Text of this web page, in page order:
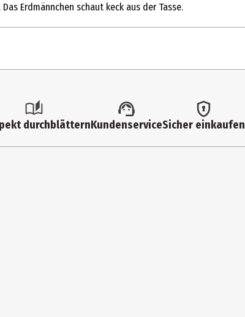
Erdmännchen schaut keck aus der Tasse.
durchblätternKundenserviceSicher einkaufen